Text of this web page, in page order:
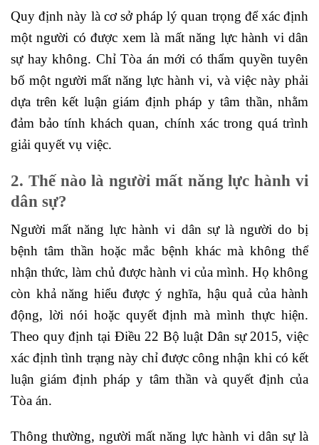
Quy định này là cơ sở pháp lý quan trọng để xác định
một người có được xem là mất năng lực hành vi dân
sự hay không. Chỉ Tòa án mới có thẩm quyền tuyên
bố một người mất năng lực hành vi, và việc này phải
dựa trên kết luận giám định pháp y tâm thần, nhằm
đảm bảo tính khách quan, chính xác trong quá trình
giải quyết vụ việc.
2. Thế nào là người mất năng lực hành vi
dân sự?
Người mất năng lực hành vi dân sự là người do bị
bệnh tâm thần hoặc mắc bệnh khác mà không thể
nhận thức, làm chủ được hành vi của mình. Họ không
còn khả năng hiểu được ý nghĩa, hậu quả của hành
động, lời nói hoặc quyết định mà mình thực hiện.
Theo quy định tại Điều 22 Bộ luật Dân sự 2015, việc
xác định tình trạng này chỉ được công nhận khi có kết
luận giám định pháp y tâm thần và quyết định của
Tòa án.
Thông thường, người mất năng lực hành vi dân sự là